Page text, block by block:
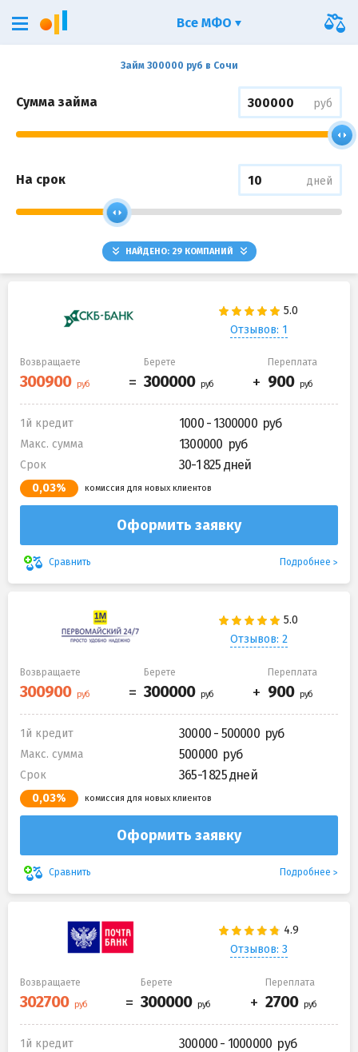
Займ 300000 руб в Сочи
Сумма займа руб
На срок дней
НАЙДЕНО: 29КОМПАНИЙ
Отзывов: 1
Возвращаете Берете Переплата
1й кредит 1000 - 1300000
Макс. сумма 1300000
Срок 30-1 825 дней
0,03% комиссия для новых клиентов
Оформить заявку
Сравнить Подробнее
Отзывов: 2
Возвращаете Берете Переплата
1й кредит 30000 - 500000
Макс. сумма 500000
Срок 365-1 825 дней
0,03% комиссия для новых клиентов
Оформить заявку
Сравнить Подробнее
Отзывов: 3
Возвращаете Берете Переплата
1й кредит 300000 - 1000000
Все МФО